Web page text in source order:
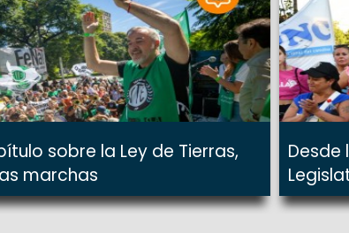
sobre la Ley de Tierras,
marchas
Desde